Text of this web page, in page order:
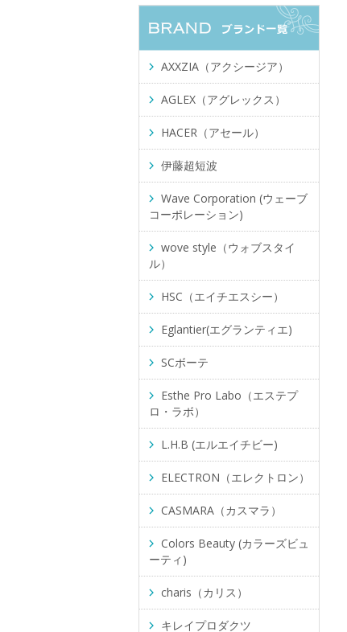
AXXZIA（アクシージア）
AGLEX（アグレックス）
HACER（アセール）
伊藤超短波
Wave Corporation (ウェーブ
コーポレーション)
wove style（ウォブスタイ
ル）
HSC（エイチエスシー）
Eglantier(エグランティエ)
SCボーテ
Esthe Pro Labo（エステプ
ロ・ラボ）
L.H.B (エルエイチビー)
ELECTRON（エレクトロン）
CASMARA（カスマラ）
Colors Beauty (カラーズビュ
ーティ)
charis（カリス）
キレイプロダクツ